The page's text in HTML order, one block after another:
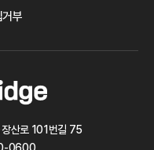
거부
산로 101번길 75
0600